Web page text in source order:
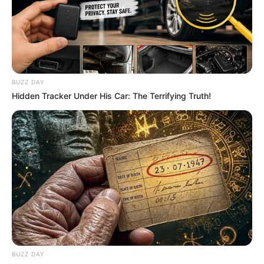
Vídeo no YouTube:Como Fazer Potes de Vidro
Decorados
Fala se essas não eram as dicas que você
precisava para dar vida nova aosvidros de
conserva? Se você gostou de saber um pouco do
universo dadecoração de potes de vidro
, deixe
um comentário!
BUZZ DAY
Hidden Tracker Under His Car: The Terrifying Truth!
BUZZ DAY